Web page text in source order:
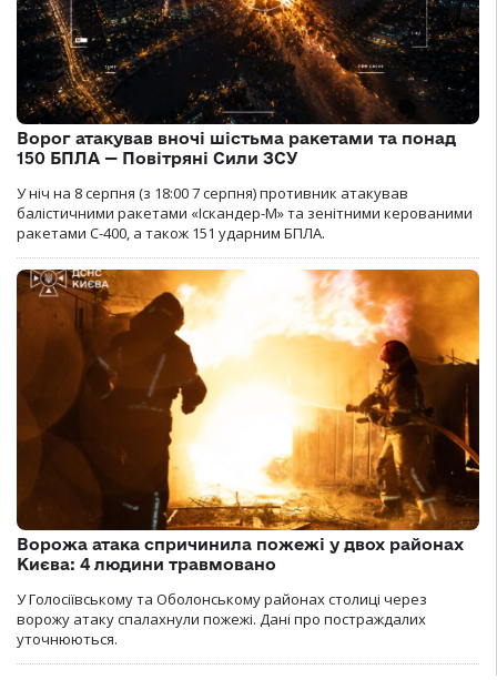
Ворог атакував вночі шістьма ракетами та понад
150 БПЛА — Повітряні Сили ЗСУ
У ніч на 8 серпня (з 18:00 7 серпня) противник атакував
балістичними ракетами «Іскандер-М» та зенітними керованими
ракетами С-400, а також 151 ударним БПЛА.
Ворожа атака спричинила пожежі у двох районах
Києва: 4 людини травмовано
У Голосіївському та Оболонському районах столиці через
ворожу атаку спалахнули пожежі. Дані про постраждалих
уточнюються.